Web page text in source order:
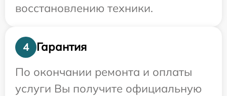
восстановлению техники.
4
Гарантия
По окончании ремонта и оплаты
услуги Вы получите официальную